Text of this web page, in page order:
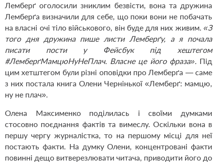
Лемберґ оголосили зниклим безвісти, вона та дружина
Лемберґа визначили для себе, що поки вони не побачать
на власні очі тіло військового, він буде для них живим. «З
того дня дружина пише листи Лемберґу, а я почала
писати пости у Фейсбук під хештегом
#ЛемберґМамцюНуНеПлач. Власне це його фраза». Під
цим хетштегом були різні оповідки про Лемберґа — саме
з них постала книга Олени Чернінької «Лемберґ: мамцю,
ну не плач».
Олена Максименко поділилась і своїми думками
стосовно поєднання фактів та вимеслу. Оскільки вона в
першу чергу журналістка, то на першому місці для неї
постають факти. На думку Олени, концентровані факти
повинні дещо витверезлювати читача, приводити його до